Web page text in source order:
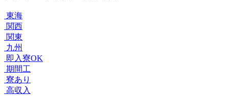
東海
関西
関東
九州
即入寮OK
期間工
寮あり
高収入